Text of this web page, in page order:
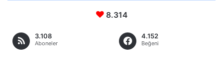
8.314
3.108
Aboneler
4.152
Beğeni